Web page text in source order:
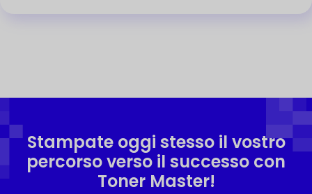
Stampate oggi stesso il vostro
percorso verso il successo con
Toner Master!